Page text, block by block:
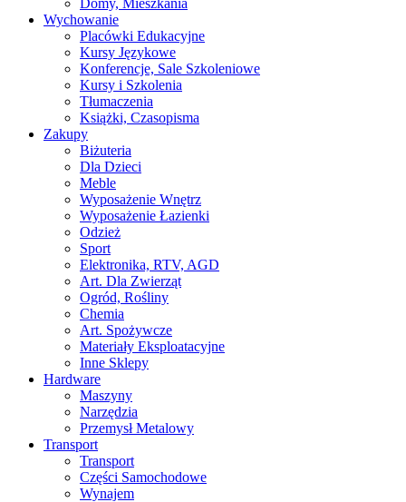
Domy, Mieszkania
Wychowanie
Placówki Edukacyjne
Kursy Językowe
Konferencje, Sale Szkoleniowe
Kursy i Szkolenia
Tłumaczenia
Książki, Czasopisma
Zakupy
Biżuteria
Dla Dzieci
Meble
Wyposażenie Wnętrz
Wyposażenie Łazienki
Odzież
Sport
Elektronika, RTV, AGD
Art. Dla Zwierząt
Ogród, Rośliny
Chemia
Art. Spożywcze
Materiały Eksploatacyjne
Inne Sklepy
Hardware
Maszyny
Narzędzia
Przemysł Metalowy
Transport
Transport
Części Samochodowe
Wynajem